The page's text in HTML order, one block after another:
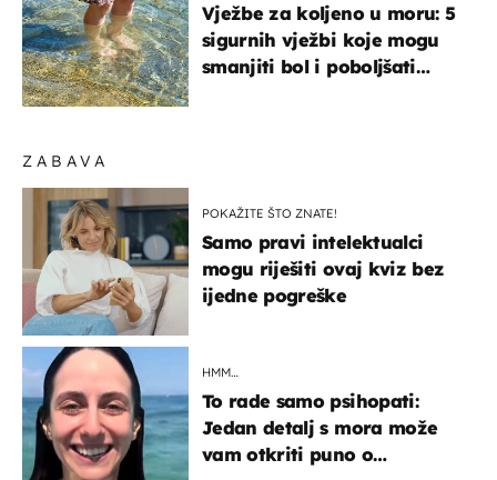
ZABAVA
POKAŽITE ŠTO ZNATE!
Samo pravi intelektualci
mogu riješiti ovaj kviz bez
ijedne pogreške
HMM…
To rade samo psihopati:
Jedan detalj s mora može
vam otkriti puno o
Vježbe za koljeno u moru: 5
sigurnih vježbi koje mogu
smanjiti bol i poboljšati